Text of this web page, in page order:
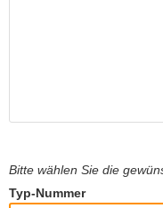
Bitte wählen Sie die
Typ-Nummer